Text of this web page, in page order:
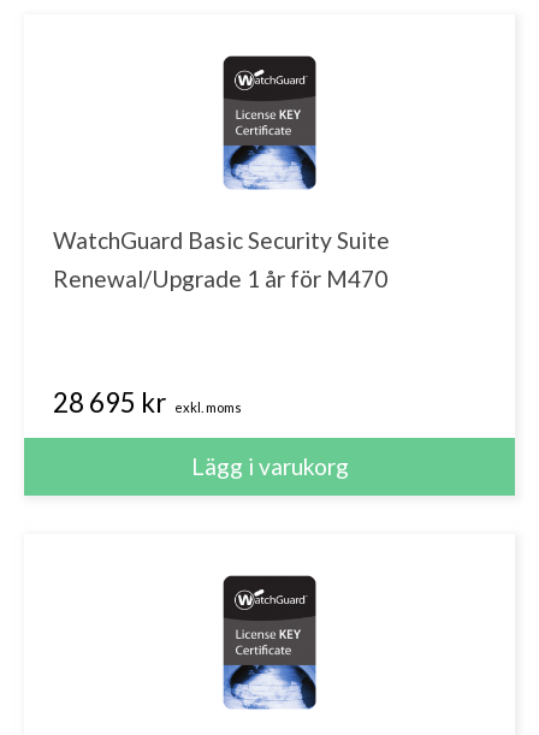
WatchGuard Basic Security Suite
Renewal/Upgrade 1 år för M470
28 695 kr exkl. moms